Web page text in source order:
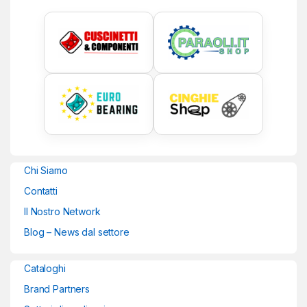
Chi Siamo
Contatti
Il Nostro Network
Blog – News dal settore
Cataloghi
Brand Partners